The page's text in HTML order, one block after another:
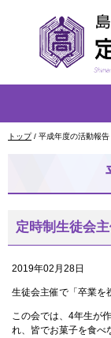
現
トップ/ 平成年度の活動報告
定時制生徒会
2019年02月28日
生徒会主催で「卒業を
この会では、4年生が
れ、皆でお菓子を食べ